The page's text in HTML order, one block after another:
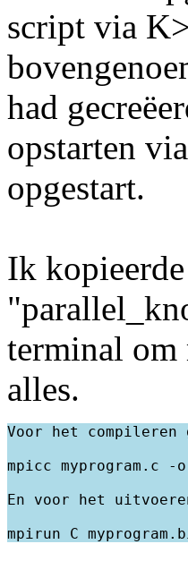
script via
had
opstarten
opgestart.
Ik
terminal om
alles.
Voor het
mpicc myprogram.c -
En voor het